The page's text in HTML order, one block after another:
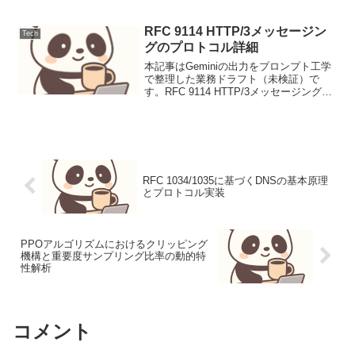
Operations)、S...
Tech
RFC 9114 HTTP/3メッセージン
グのプロトコル詳細
本記事はGeminiの出力をプロンプト工学
で整理した業務ドラフト（未検証）で
す。RFC 9114 HTTP/3メッセージングの
RFC 1034/1035に基づくDNSの基本原理
とプロトコル実装
PPOアルゴリズムにおけるクリッピング
機構と重要度サンプリング比率の動的特
性解析
コメント